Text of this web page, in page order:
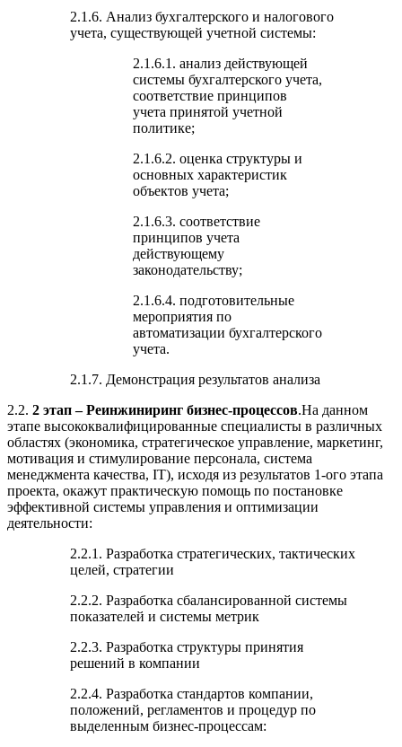
2.1.6. Анализ бухгалтерского и налогового
учета, существующей учетной системы:
2.1.6.1. анализ действующей
системы бухгалтерского учета,
соответствие принципов
учета принятой учетной
политике;
2.1.6.2. оценка структуры и
основных характеристик
объектов учета;
2.1.6.3. соответствие
принципов учета
действующему
законодательству;
2.1.6.4. подготовительные
мероприятия по
автоматизации бухгалтерского
учета.
2.1.7. Демонстрация результатов анализа
2.2. 2 этап – Реинжиниринг бизнес-процессов.На данном
этапе высококвалифицированные специалисты в различных
областях (экономика, стратегическое управление, маркетинг,
мотивация и стимулирование персонала, система
менеджмента качества, IT), исходя из результатов 1-ого этапа
проекта, окажут практическую помощь по постановке
эффективной системы управления и оптимизации
деятельности:
2.2.1. Разработка стратегических, тактических
целей, стратегии
2.2.2. Разработка сбалансированной системы
показателей и системы метрик
2.2.3. Разработка структуры принятия
решений в компании
2.2.4. Разработка стандартов компании,
положений, регламентов и процедур по
выделенным бизнес-процессам: